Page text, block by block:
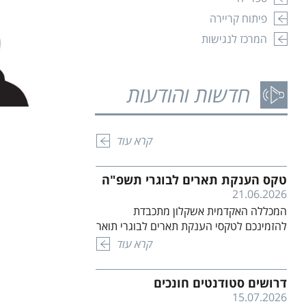
פיתוח קריירה
המרכז לנגישות
חדשות והודעות
[…]
המלחמה המתמשכת, האובדנים הקשים,
התמודדויות עם טראומות מהעבר, בדידות,
חרדות, הורות, זוגיות ועוד. אנחנו מקיימים
מוזמנים לקחת חלק, להרגיש שייכות,
משמעות ובעיקר להרגיש יותר טוב. פנו […]
טקס הענקת תארים לבוגרי תשפ"ה
להזמינכם לטקסי הענקת תארים לבוגרי תואר
ראשון ומוסמכי התואר. הטקסים יתקיימו
ברחבת הדשא בקמפוס המכללה. לפרטים
קרא עוד
קרא עוד
ההרשמה למעונות המכללה לשנת
21.07.2026